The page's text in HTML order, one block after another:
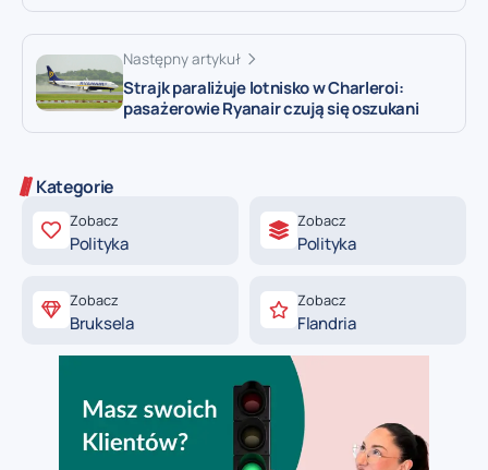
Następny artykuł
Strajk paraliżuje lotnisko w Charleroi:
pasażerowie Ryanair czują się oszukani
Kategorie
Zobacz
Polityka
Zobacz
Polityka
Zobacz
Bruksela
Zobacz
Flandria